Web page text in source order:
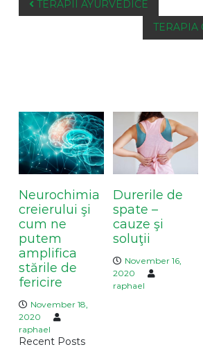
o
i
g
a
t
o
n
TERAPII AYURVEDICE
TERAPIA
Neurochimia
creierului şi
cum ne
putem
amplifica
stările de
fericire
November 18,
2020
raphael
Durerile de
spate –
cauze şi
soluţii
November 16,
2020
raphael
Recent Posts